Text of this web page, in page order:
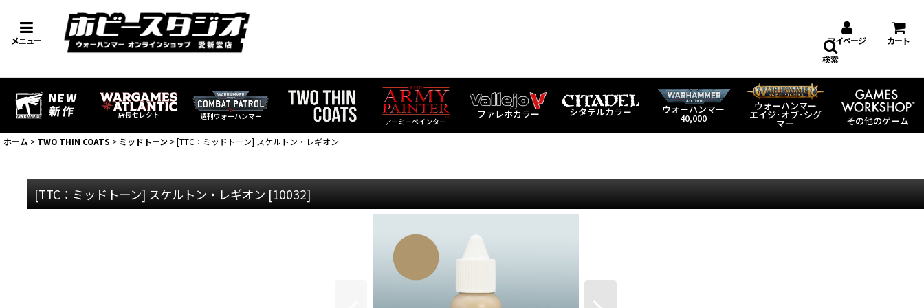
メニュー マイページ カート
店長セレクト 週刊ウォーハンマー
アーミーペインター
ファレホカラー シタデルカラー ウォーハンマー
40,000
ウォーハンマー
エイジ･オブ･シグ
マー その他のゲーム
検索
ホーム > TWO THIN COATS > ミッドトーン >[TTC：ミッドトーン] スケルトン・レギオン
[TTC：ミッドトーン] スケルトン・レギオン [10032]